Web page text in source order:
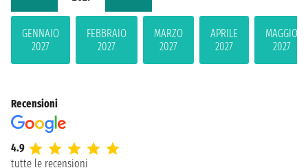
GENNAIO
2027
FEBBRAIO
2027
MARZO
2027
APRILE
2027
MAGGIO
2027
Recensioni
4.9
tutte le recensioni